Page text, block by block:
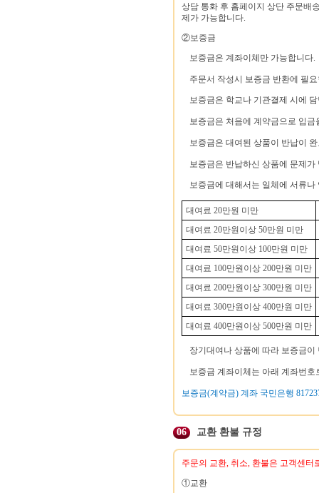
상담 통화 후 홈페이지 상단 주문배
제가 가능합니다.
②보증금
보증금은 계좌이체만 가능합니다.
주문서 작성시 보증금 반환에 필
보증금은 학교나 기관결제 시에
보증금은 처음에 계약금으로 입
보증금은 대여된 상품이 반납이
보증금은 반납하신 상품에 문제
보증금에 대해서는 일체에 서류
대여료 20만원 미만
대여료 20만원이상 50만원 미만
대여료 50만원이상 100만원 미만
대여료 100만원이상 200만원 미만
대여료 200만원이상 300만원 미만
대여료 300만원이상 400만원 미만
대여료 400만원이상 500만원 미만
장기대여나 상품에 따라 보증금이
보증금 계좌이체는 아래 계좌번
보증금(계약금) 계좌 국민은행
06 교환 환불 규정
주문의 교환, 취소, 환불은 고객센터
①교환